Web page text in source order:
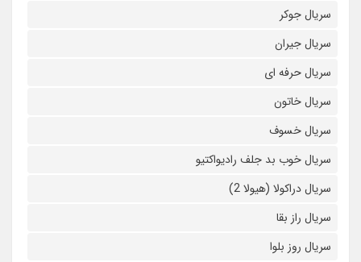
سریال جوکر
سریال جیران
سریال حرفه ای
سریال خاتون
سریال خسوف
سریال خوب بد جلف رادیواکتیو
سریال دراکولا (هیولا 2)
سریال راز بقا
سریال روز بلوا